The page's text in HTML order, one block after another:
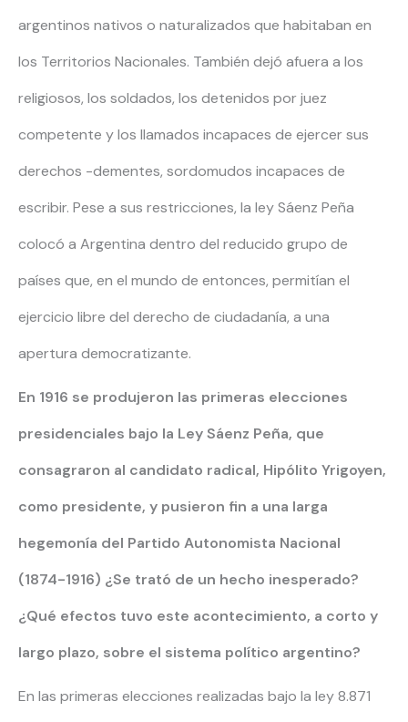
argentinos nativos o naturalizados que habitaban en
los Territorios Nacionales. También dejó afuera a los
religiosos, los soldados, los detenidos por juez
competente y los llamados incapaces de ejercer sus
derechos -dementes, sordomudos incapaces de
escribir. Pese a sus restricciones, la ley Sáenz Peña
colocó a Argentina dentro del reducido grupo de
países que, en el mundo de entonces, permitían el
ejercicio libre del derecho de ciudadanía, a una
apertura democratizante.
En 1916 se produjeron las primeras elecciones
presidenciales bajo la Ley Sáenz Peña, que
consagraron al candidato radical, Hipólito Yrigoyen,
como presidente, y pusieron fin a una larga
hegemonía del Partido Autonomista Nacional
(1874-1916) ¿Se trató de un hecho inesperado?
¿Qué efectos tuvo este acontecimiento, a corto y
largo plazo, sobre el sistema político argentino?
En las primeras elecciones realizadas bajo la ley 8.871